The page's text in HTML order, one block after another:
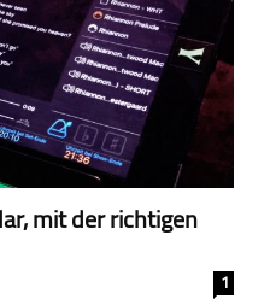
mit der richtigen
1